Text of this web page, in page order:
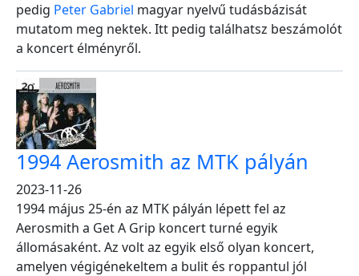
pedig Peter Gabriel magyar nyelvű tudásbázisát
mutatom meg nektek. Itt pedig találhatsz beszámolót
a koncert élményről.
1994 Aerosmith az MTK pályán
2023-11-26
1994 május 25-én az MTK pályán lépett fel az
Aerosmith a Get A Grip koncert turné egyik
állomásaként. Az volt az egyik első olyan koncert,
amelyen végigénekeltem a bulit és roppantul jól